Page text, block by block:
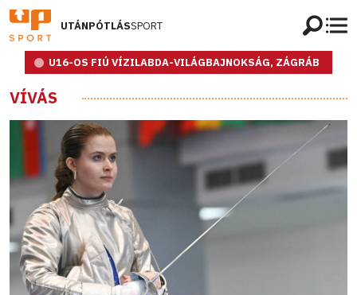
UTÁNPÓTLÁSSPORT
U16-OS FIÚ VÍZILABDA-VILÁGBAJNOKSÁG, ZÁGRÁB
VÍVÁS